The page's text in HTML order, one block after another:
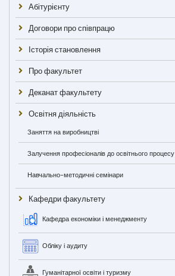
Абітурієнту
Договори про співпрацю
Історія становлення
Про факультет
Деканат факультету
Освітня діяльність
Заняття на виробництві
Залучення професіоналів до освітнього процесу
Навчально-методичні семінари
Кафедри факультету
Кафедра економіки і менеджменту
Обліку і аудиту
Гуманітарної освіти і туризму